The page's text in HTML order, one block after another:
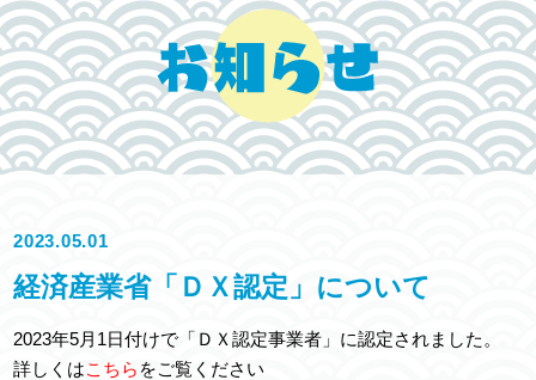
2023.05.01
経済産業省「ＤＸ認定」について
2023年5月1日付けで「ＤＸ認定事業者」に認定されました。
詳しくはこちら をご覧ください